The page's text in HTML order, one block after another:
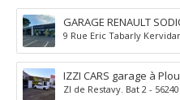
GARAGE RENAULT
9 Rue Eric Tabarly
IZZI CARS garage à
ZI de Restavy. Bat 2 -